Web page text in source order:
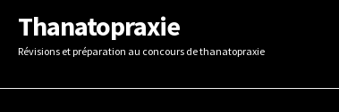
contenu
Thanatopraxie
Révisions et préparation au concours de thanatopraxie